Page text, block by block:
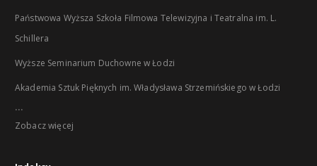
Państwowa Wyższa Szkoła Filmowa Telewizyjna i Teatralna im. L.
Schillera
Wyższe Seminarium Duchowne w Łodzi
Akademia Sztuk Pięknych im. Władysława Strzemińskiego w Łodzi
...
Zobacz więcej